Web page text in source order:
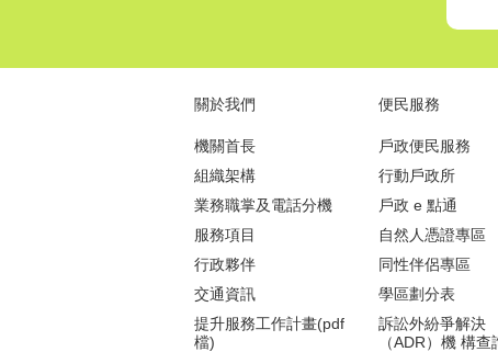
關於我們
機關首長
組織架構
業務職掌及電話分機
服務項目
行政夥伴
交通資訊
提升服務工作計畫(pdf
檔)
便民服務
戶政便民服務
行動戶政所
戶政 e 點通
自然人憑證專區
同性伴侶專區
學區劃分表
訴訟外紛爭解決
（ADR）機 構查